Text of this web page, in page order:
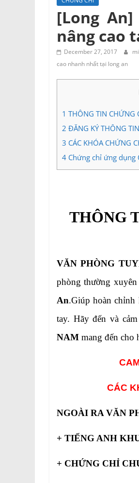
Tư
vấn
Miền
Nam
[Long
nâng cao
December 27, 2017
cao nhanh nhất tại long an
1 THÔNG TIN CHỨNG
2 ĐĂNG KÝ THÔNG
3 CÁC KHÓA CHỨNG
4 Chứng chỉ ứng dụng
THÔNG
VĂN PHÒNG
phòng thường
An.Giúp hoàn
tay. Hãy đến và
NAM mang đến cho
CÁC
NGOÀI RA VĂN
+ TIẾNG ANH
+ CHỨNG CHỈ